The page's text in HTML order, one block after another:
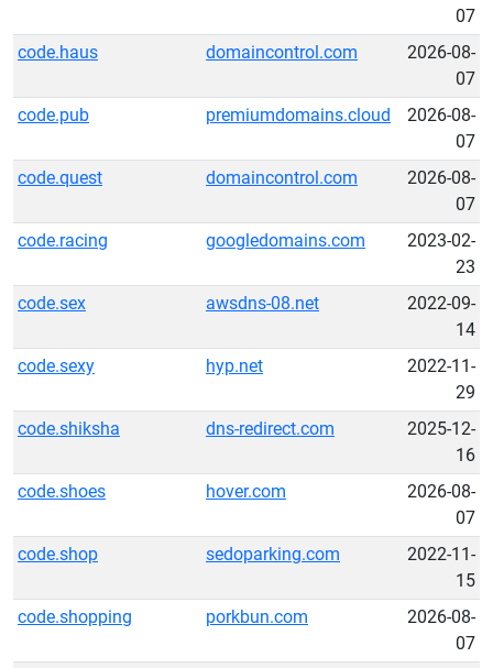
07
code.haus
domaincontrol.com
2026-08-
07
code.pub
premiumdomains.cloud
2026-08-
07
code.quest
domaincontrol.com
2026-08-
07
code.racing
googledomains.com
2023-02-
23
code.sex
awsdns-08.net
2022-09-
14
code.sexy
hyp.net
2022-11-
29
code.shiksha
dns-redirect.com
2025-12-
16
code.shoes
hover.com
2026-08-
07
code.shop
sedoparking.com
2022-11-
15
code.shopping
porkbun.com
2026-08-
07